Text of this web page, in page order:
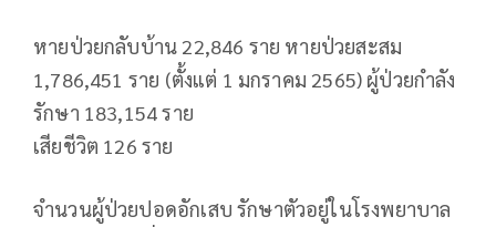
หายป่วยกลับบ้าน 22,846 ราย หายป่วยสะสม
1,786,451 ราย (ตั้งแต่ 1 มกราคม 2565) ผู้ป่วยกำลัง
รักษา 183,154 ราย
เสียชีวิต 126 ราย
จำนวนผู้ป่วยปอดอักเสบ รักษาตัวอยู่ในโรงพยาบาล